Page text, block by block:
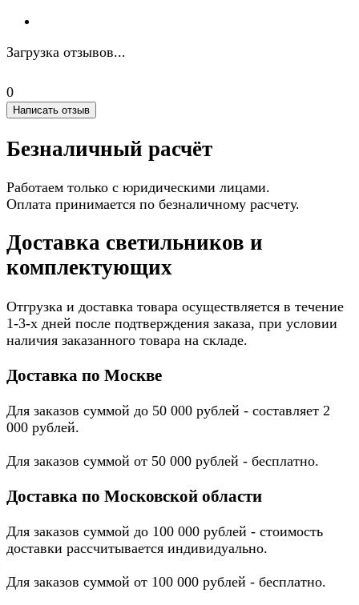
Загрузка отзывов...
0
Написать отзыв
Безналичный расчёт
Работаем только с юридическими лицами.
Оплата принимается по безналичному расчету.
Доставка светильников и
комплектующих
Отгрузка и доставка товара осуществляется в течение
1-3-х дней после подтверждения заказа, при условии
наличия заказанного товара на складе.
Доставка по Москве
Для заказов суммой до 50 000 рублей - составляет 2
000 рублей.
Для заказов суммой от 50 000 рублей - бесплатно.
Доставка по Московской области
Для заказов суммой до 100 000 рублей - стоимость
доставки рассчитывается индивидуально.
Для заказов суммой от 100 000 рублей - бесплатно.